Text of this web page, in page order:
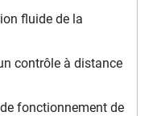
fluide de la
contrôle à distance
fonctionnement de